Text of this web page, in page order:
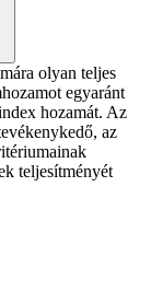
olyan teljes
egyaránt
hozamát. Az
az
teljesítményét